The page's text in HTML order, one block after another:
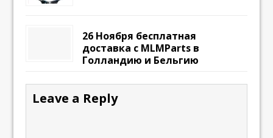
26 Ноября бесплатная
доставка с MLMParts в
Голландию и Бельгию
Leave a Reply